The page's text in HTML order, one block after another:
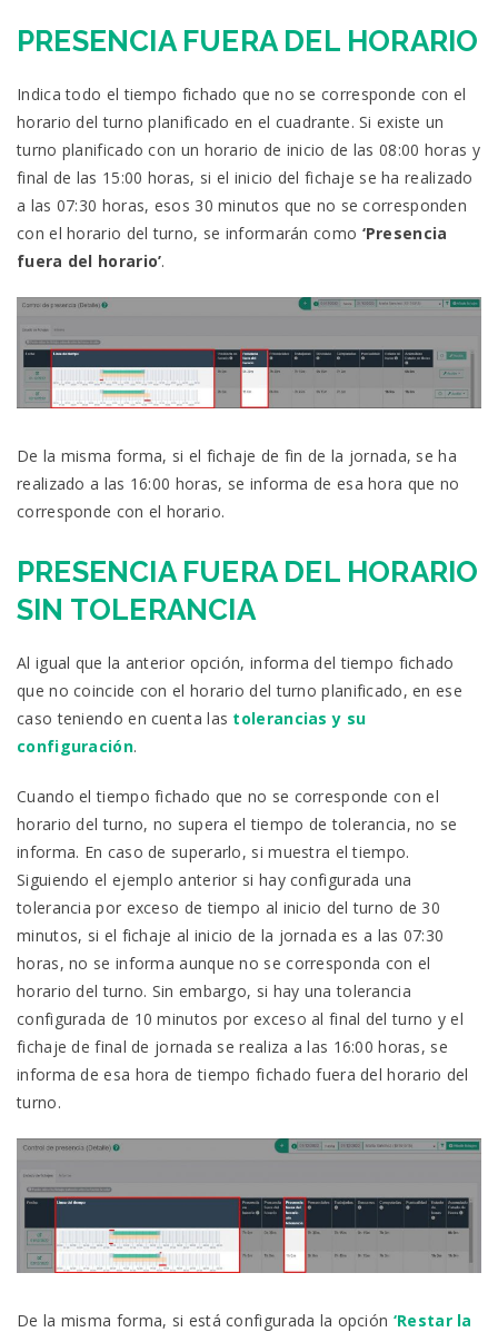
PRESENCIA FUERA DEL HORARIO
Indica todo el tiempo fichado que no se corresponde con el
horario del turno planificado en el cuadrante. Si existe un
turno planificado con un horario de inicio de las 08:00 horas y
final de las 15:00 horas, si el inicio del fichaje se ha realizado
a las 07:30 horas, esos 30 minutos que no se corresponden
con el horario del turno, se informarán como ‘Presencia
fuera del horario’.
De la misma forma, si el fichaje de fin de la jornada, se ha
realizado a las 16:00 horas, se informa de esa hora que no
corresponde con el horario.
PRESENCIA FUERA DEL HORARIO
SIN TOLERANCIA
Al igual que la anterior opción, informa del tiempo fichado
que no coincide con el horario del turno planificado, en ese
caso teniendo en cuenta las tolerancias y su
configuración.
Cuando el tiempo fichado que no se corresponde con el
horario del turno, no supera el tiempo de tolerancia, no se
informa. En caso de superarlo, si muestra el tiempo.
Siguiendo el ejemplo anterior si hay configurada una
tolerancia por exceso de tiempo al inicio del turno de 30
minutos, si el fichaje al inicio de la jornada es a las 07:30
horas, no se informa aunque no se corresponda con el
horario del turno. Sin embargo, si hay una tolerancia
configurada de 10 minutos por exceso al final del turno y el
fichaje de final de jornada se realiza a las 16:00 horas, se
informa de esa hora de tiempo fichado fuera del horario del
turno.
De la misma forma, si está configurada la opción ‘Restar la